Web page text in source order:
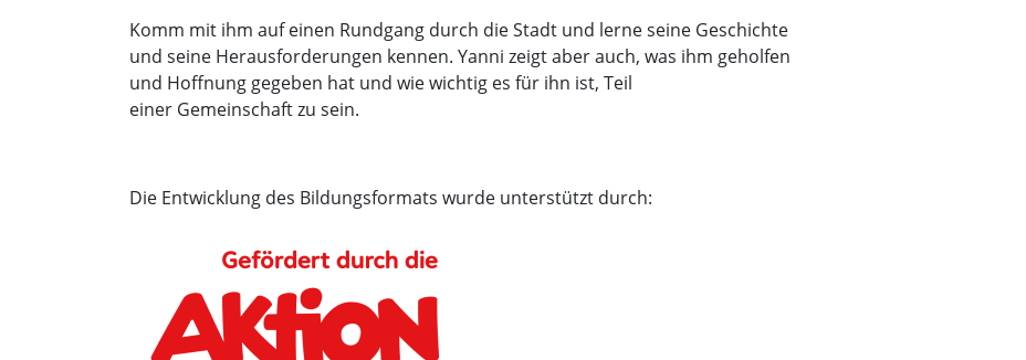
Komm mit ihm auf einen Rundgang durch die Stadt und lerne seine Geschichte
und seine Herausforderungen kennen. Yanni zeigt aber auch, was ihm geholfen
und Hoffnung gegeben hat und wie wichtig es für ihn ist, Teil
einer Gemeinschaft zu sein.
Die Entwicklung des Bildungsformats wurde unterstützt durch: